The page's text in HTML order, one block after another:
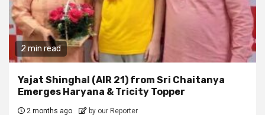
2 min read
Yajat Shinghal (AIR 21) from Sri Chaitanya
Emerges Haryana & Tricity Topper
2 months ago by our Reporter